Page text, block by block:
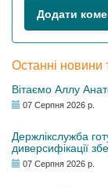
Додати
Останні новини
Вітаємо Аллу
07 Серпня 2026 р.
Держлікслужба
диверсифікації
07 Серпня 2026 р.